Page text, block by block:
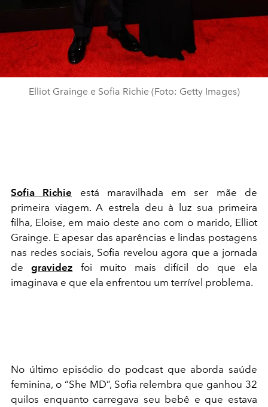
Elliot Grainge e Sofia Richie (Foto: Getty Images)
Sofia Richie está maravilhada em ser mãe de
primeira viagem. A estrela deu à luz sua primeira
filha, Eloise, em maio deste ano com o marido, Elliot
Grainge. E apesar das aparências e lindas postagens
nas redes sociais, Sofia revelou agora que a jornada
degravidez foi muito mais difícil do que ela
imaginava e que ela enfrentou um terrível problema.
No último episódio do podcast que aborda saúde
feminina, o “She MD”, Sofia relembra que ganhou 32
quilos enquanto carregava seu bebê e que estava